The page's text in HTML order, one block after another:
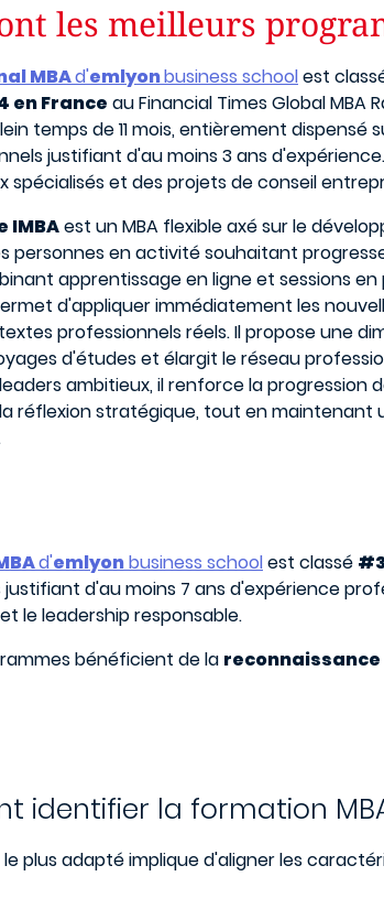
les meilleurs
MBAd'emlyonbusiness schoolest
en France au Financial Times Global MBA
temps de 11 mois, entièrement dispensé
justifiant d'au moins 3 ans
spécialisés et des projets de conseil
IMBAest un MBA flexible axé sur le
personnes en activité souhaitant
apprentissage en ligne et sessions
d'appliquer immédiatement les
professionnels réels. Il propose une
d'études et élargit le réseau
ambitieux, il renforce la progression
réflexion stratégique, tout en maintenant
d'emlyonbusiness schoolest classé
d'au moins 7 ans d'expérience
le leadership responsable.
bénéficient de la
identifier la formation
le plus adapté implique d'aligner les